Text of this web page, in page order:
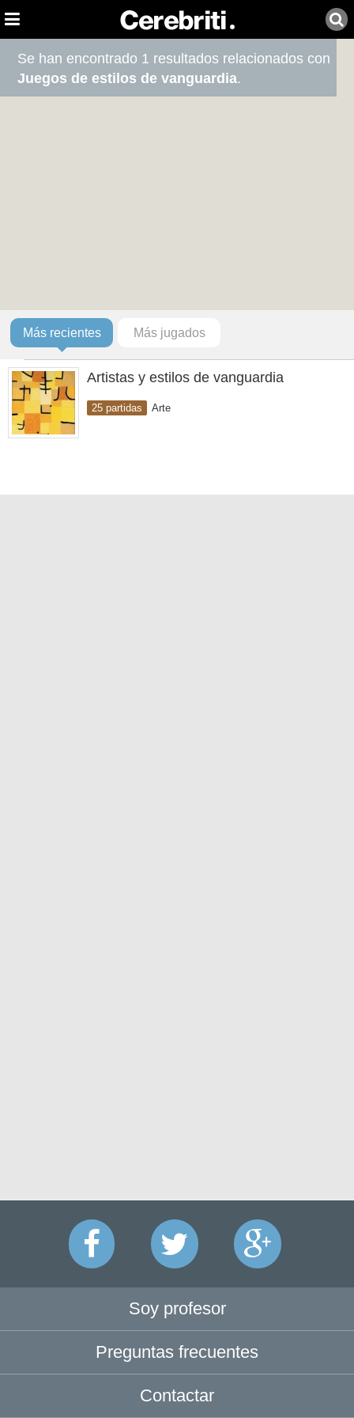
Se han encontrado 1 resultados relacionados con
Juegos de estilos de vanguardia.
Más recientes Más jugados
Artistas y estilos de vanguardia
25 partidas Arte
Soy profesor
Preguntas frecuentes
Contactar